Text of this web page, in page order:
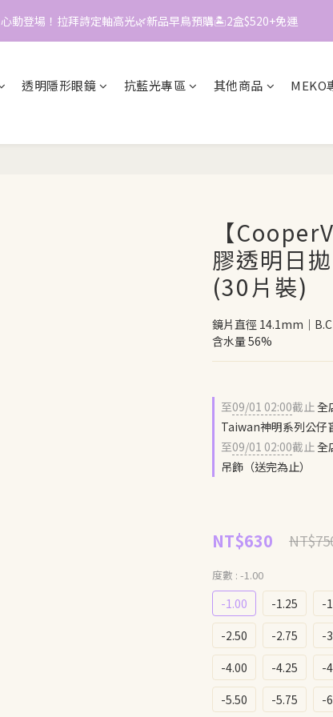
📱加入官方LINE｜領$50折價券
0
6
5
心動登場！拉拜詩定軸高光🌿新品早鳥預購🏝️2盒$520+免運
透明隱形眼鏡 抗藍光專區 其他商品 MEKO
【
膠透明日
(30片裝)
鏡片直徑 14.1mm｜
含水量 56%
至09/01 02:00截止全
Taiwan神明系列公仔
至09/01 02:00截止全
吊飾（送完為止）
NT$630
度數 : -1.00
-1.00 -1.25 -
-2.50
-2.75 -
-4.00
-4.25 -
-5.50
-5.75 -